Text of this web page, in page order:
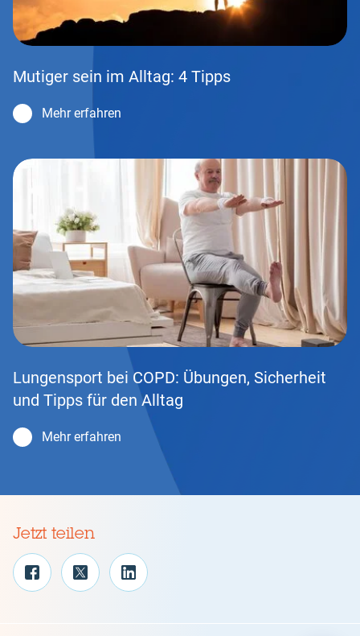
Mutiger sein im Alltag: 4 Tipps
Mehr erfahren
Lungensport bei COPD: Übungen, Sicherheit
und Tipps für den Alltag
Mehr erfahren
Jetzt teilen